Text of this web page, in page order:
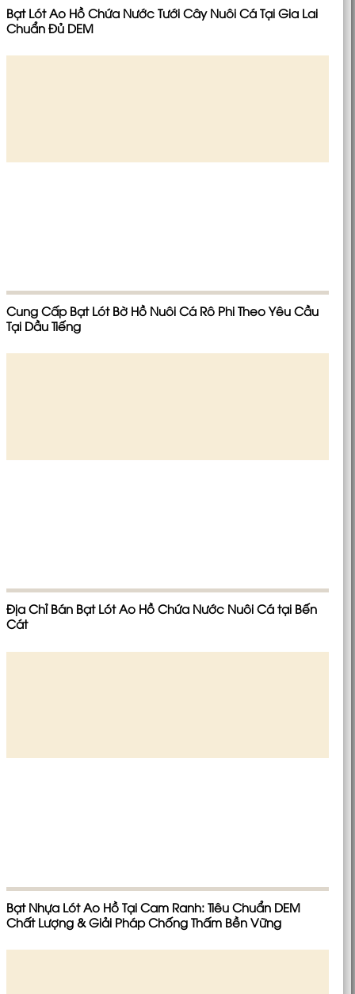
Bạt Lót Ao Hồ Chứa Nước Tưới Cây Nuôi Cá Tại Gia Lai
Chuẩn Đủ DEM
Cung Cấp Bạt Lót Bờ Hồ Nuôi Cá Rô Phi Theo Yêu Cầu
Tại Dầu Tiếng
Địa Chỉ Bán Bạt Lót Ao Hồ Chứa Nước Nuôi Cá tại Bến
Cát
Bạt Nhựa Lót Ao Hồ Tại Cam Ranh: Tiêu Chuẩn DEM
Chất Lượng & Giải Pháp Chống Thấm Bền Vững